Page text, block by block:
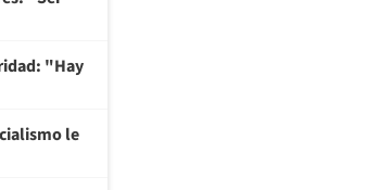
"Hay
le